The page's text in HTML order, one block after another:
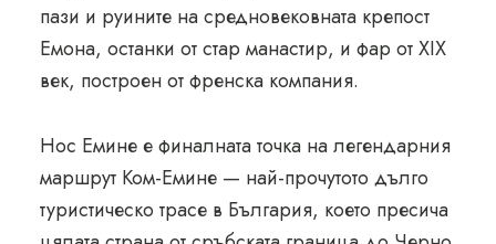
пази и руините на средновековната крепост
Емона, останки от стар манастир, и фар от XIX
век, построен от френска компания.
Нос Емине е финалната точка на легендарния
маршрут Ком-Емине — най-прочутото дълго
туристическо трасе в България, което пресича